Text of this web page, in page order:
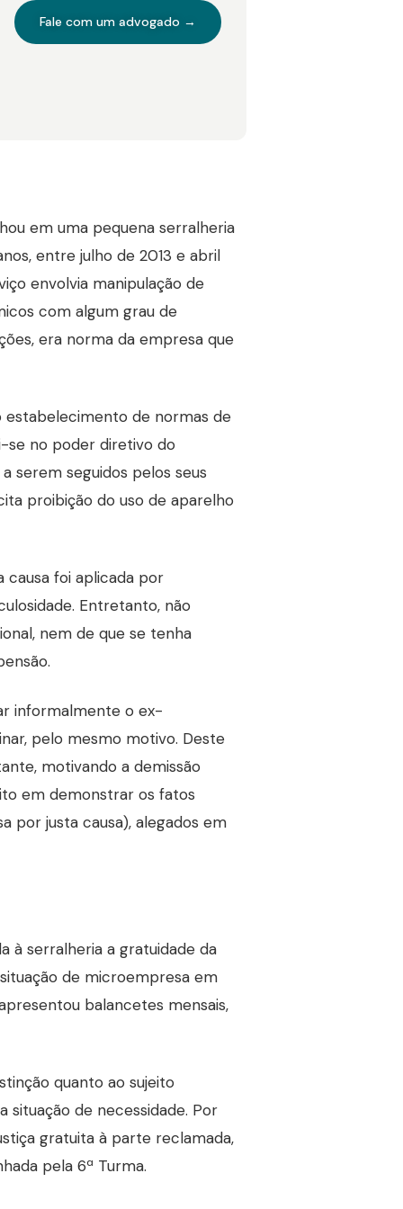
Fale com um advogado →
em uma pequena serralheria
entre julho de 2013 e abril
envolvia manipulação de
com algum grau de
era norma da empresa que
estabelecimento de normas de
se no poder diretivo do
serem seguidos pelos seus
proibição do uso de aparelho
causa foi aplicada por
Entretanto, não
nem de que se tenha
informalmente o ex-
pelo mesmo motivo. Deste
motivando a demissão
em demonstrar os fatos
por justa causa), alegados em
à serralheria a gratuidade da
de microempresa em
balancetes mensais,
quanto ao sujeito
situação de necessidade. Por
gratuita à parte reclamada,
pela 6ª Turma.